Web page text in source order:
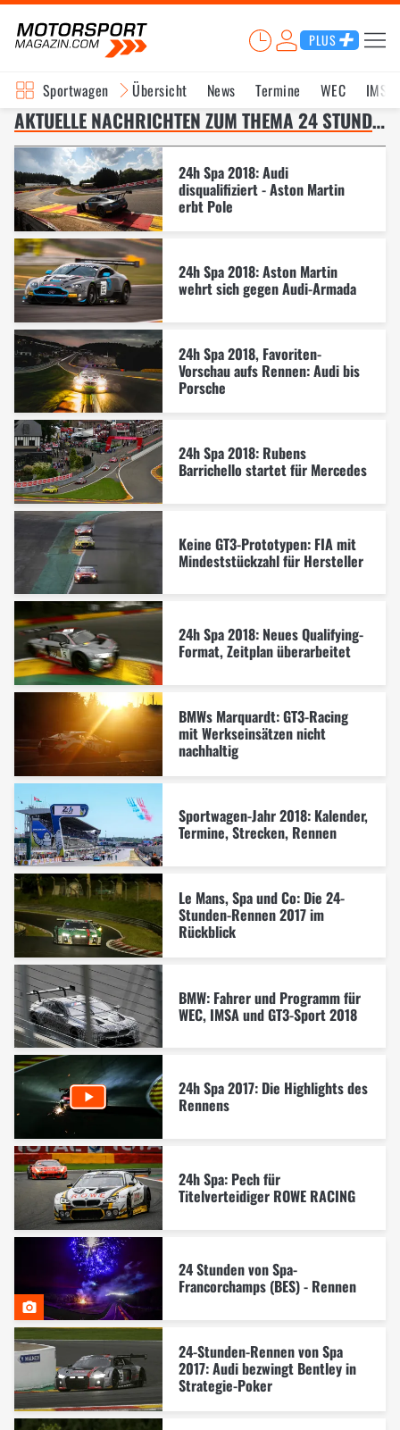
PLUS
Sportwagen Übersicht News Termine WEC IMSA
AKTUELLE NACHRICHTEN ZUM THEMA 24 STUNDEN VON SPA-FRANCORCHAMPS – SEITE 5
24h Spa 2018: Audi
disqualifiziert - Aston Martin
erbt Pole
24h Spa 2018: Aston Martin
wehrt sich gegen Audi-Armada
24h Spa 2018, Favoriten-
Vorschau aufs Rennen: Audi bis
Porsche
24h Spa 2018: Rubens
Barrichello startet für Mercedes
Keine GT3-Prototypen: FIA mit
Mindeststückzahl für Hersteller
24h Spa 2018: Neues Qualifying-
Format, Zeitplan überarbeitet
BMWs Marquardt: GT3-Racing
mit Werkseinsätzen nicht
nachhaltig
Sportwagen-Jahr 2018: Kalender,
Termine, Strecken, Rennen
Le Mans, Spa und Co: Die 24-
Stunden-Rennen 2017 im
Rückblick
BMW: Fahrer und Programm für
WEC, IMSA und GT3-Sport 2018
24h Spa 2017: Die Highlights des
Rennens
24h Spa: Pech für
Titelverteidiger ROWE RACING
24 Stunden von Spa-
Francorchamps (BES) - Rennen
24-Stunden-Rennen von Spa
2017: Audi bezwingt Bentley in
Strategie-Poker